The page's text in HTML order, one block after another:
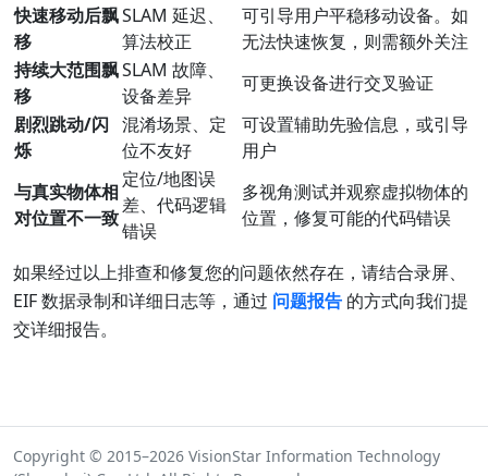
快速移动后飘
移
SLAM 延迟、
算法校正
可引导用户平稳移动设备。如
无法快速恢复，则需额外关注
持续大范围飘
移
SLAM 故障、
设备差异
可更换设备进行交叉验证
剧烈跳动/闪
烁
混淆场景、定
位不友好
可设置辅助先验信息，或引导
用户
与真实物体相
对位置不一致
定位/地图误
差、代码逻辑
错误
多视角测试并观察虚拟物体的
位置，修复可能的代码错误
如果经过以上排查和修复您的问题依然存在，请结合录屏、
EIF 数据录制和详细日志等，通过 问题报告 的方式向我们提
交详细报告。
Copyright © 2015–2026 VisionStar Information Technology